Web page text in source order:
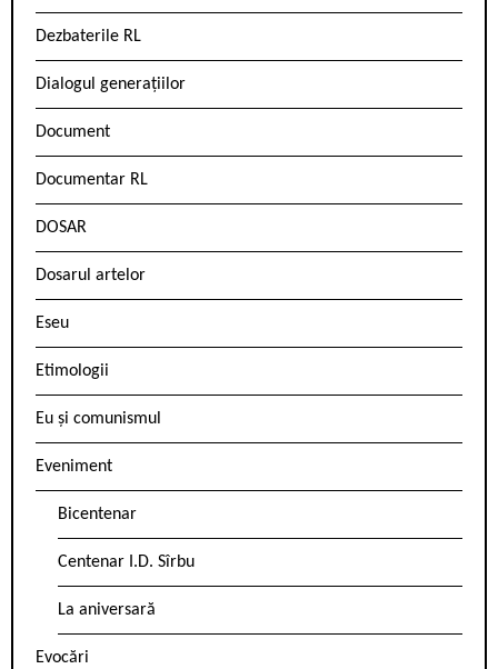
Dezbaterile RL
Dialogul generațiilor
Document
Documentar RL
DOSAR
Dosarul artelor
Eseu
Etimologii
Eu și comunismul
Eveniment
Bicentenar
Centenar I.D. Sîrbu
La aniversară
Evocări